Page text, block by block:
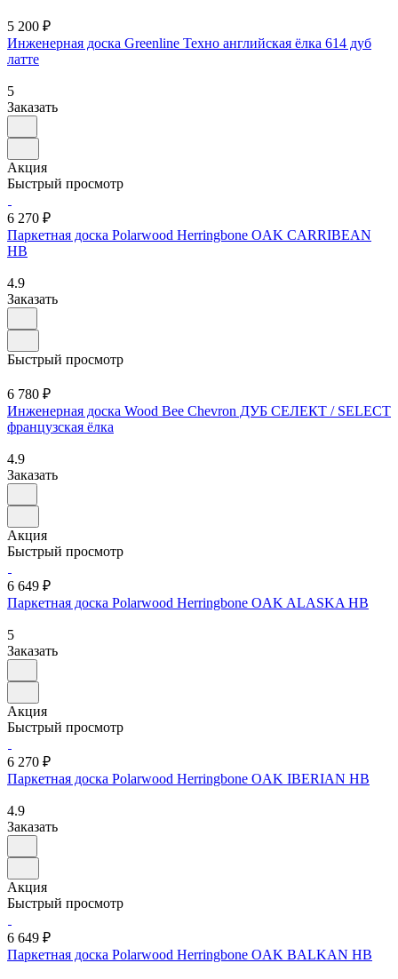
5 200 ₽
Инженерная доска Greenline Техно английская ёлка 614 дуб
латте
5
Заказать
Акция
Быстрый просмотр
6 270 ₽
Паркетная доска Polarwood Herringbone OAK CARRIBEAN
HB
4.9
Заказать
Быстрый просмотр
6 780 ₽
Инженерная доска Wood Bee Chevron ДУБ СЕЛЕКТ / SELECT
французская ёлка
4.9
Заказать
Акция
Быстрый просмотр
6 649 ₽
Паркетная доска Polarwood Herringbone OAK ALASKA HB
5
Заказать
Акция
Быстрый просмотр
6 270 ₽
Паркетная доска Polarwood Herringbone OAK IBERIAN HB
4.9
Заказать
Акция
Быстрый просмотр
6 649 ₽
Паркетная доска Polarwood Herringbone OAK BALKAN HB